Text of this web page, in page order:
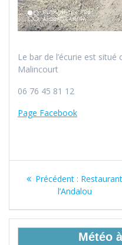
Le bar de l’écurie est
Malincourt
06 76 45 81 12
Page Facebook
Navigation
l’article
Précédent : Article
précédent
Restaurant
l’Andalou
Météo